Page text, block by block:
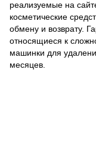
реализуемые на
косметические
обмену и возврату.
относящиеся к
машинки для
месяцев.